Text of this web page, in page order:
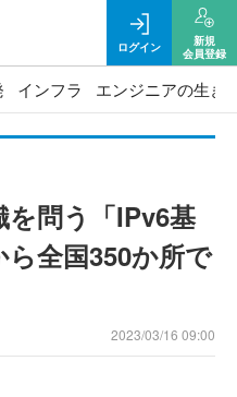
ログイン
新規
会員登録
インフラ エンジニアの生き
問う「IPv6基
全国350か所で
2023/03/16 09:00